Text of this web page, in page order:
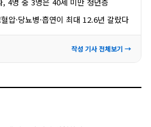
4명 중 3명은 40세 미만 청년층
압·당뇨병·흡연이 최대 12.6년 갈랐다
작성 기사 전체보기 →